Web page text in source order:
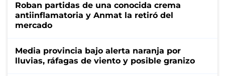
Roban partidas de una conocida crema
antiinflamatoria y Anmat la retiró del
mercado
Media provincia bajo alerta naranja por
lluvias, ráfagas de viento y posible granizo